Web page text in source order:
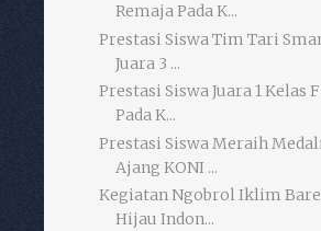
Remaja Pada K...
Prestasi Siswa Tim Tari
Juara 3 ...
Prestasi Siswa Juara 1 Kelas
Pada K...
Prestasi Siswa Meraih
Ajang KONI ...
Kegiatan Ngobrol Iklim
Hijau Indon...